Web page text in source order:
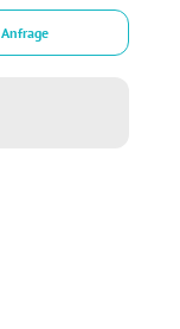
Anfrage